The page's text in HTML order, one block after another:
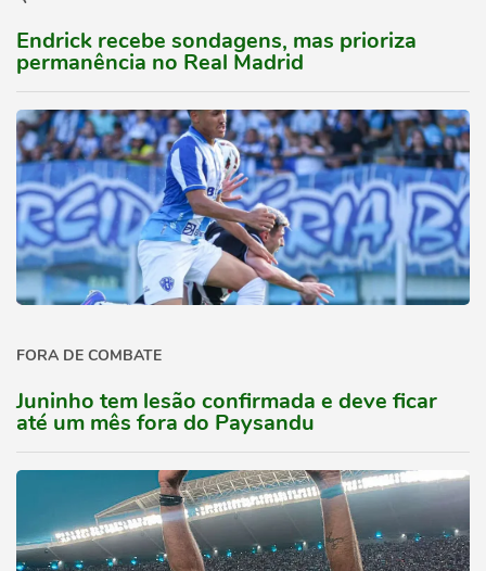
Endrick recebe sondagens, mas prioriza
permanência no Real Madrid
FORA DE COMBATE
Juninho tem lesão confirmada e deve ficar
até um mês fora do Paysandu